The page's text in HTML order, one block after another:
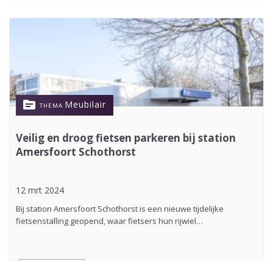
topic THEMA Meubilair
Veilig en droog fietsen parkeren bij station
Amersfoort Schothorst
12 mrt 2024
Bij station Amersfoort Schothorst is een nieuwe tijdelijke
fietsenstalling geopend, waar fietsers hun rijwiel…